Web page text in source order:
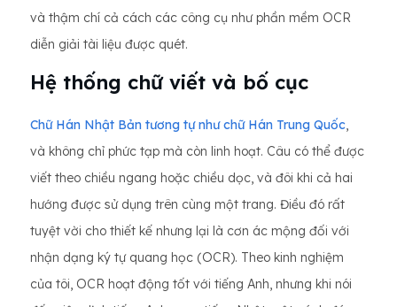
và thậm chí cả cách các công cụ như phần mềm OCR
diễn giải tài liệu được quét.
Hệ thống chữ viết và bố cục
Chữ Hán Nhật Bản tương tự như chữ Hán Trung Quốc
và không chỉ phức tạp mà còn linh hoạt. Câu có thể được
viết theo chiều ngang hoặc chiều dọc, và đôi khi cả hai
hướng được sử dụng trên cùng một trang. Điều đó rất
tuyệt vời cho thiết kế nhưng lại là cơn ác mộng đối với
nhận dạng ký tự quang học (OCR). Theo kinh nghiệm
của tôi, OCR hoạt động tốt với tiếng Anh, nhưng khi nói